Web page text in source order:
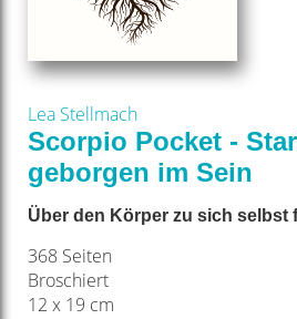
Lea Stellmach
Scorpio Pocket -
geborgen im Sein
Über den Körper zu sich selbst
368 Seiten
Broschiert
12 x 19 cm